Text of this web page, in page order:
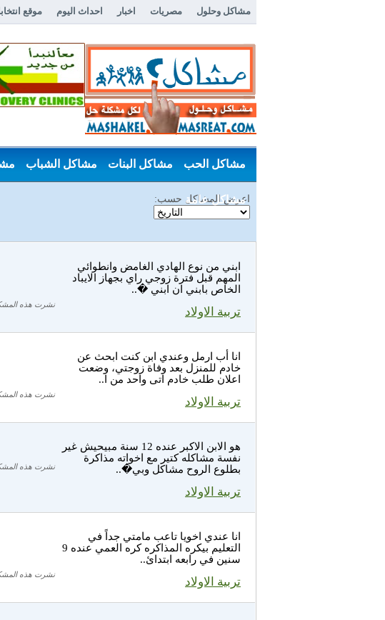
مشاكل وحلول مصريات اخبار احداث اليوم موقع
مشاكل الحب مشاكل البنات مشاكل الشباب
مشاكل عامة
اعرض المشاكل حسب:
ابني من نوع الهادي الغامض وانطوائي
المهم قبل فترة زوجي راي بجهاز الايباد
الخاص بابني ان ابني �..
تربية الاولاد
نشرت هذه المشكلة
انا أب ارمل وعندي ابن كنت ابحث عن
خادم للمنزل بعد وفاة زوجتي، وضعت
اعلان طلب خادم اتى واحد من ا..
تربية الاولاد
نشرت هذه المشكلة
هو الابن الاكبر عنده 12 سنة مبيحيش غير
نفسة مشاكله كتير مع اخواته مذاكرة
بطلوع الروح مشاكل وبي�..
تربية الاولاد
نشرت هذه المشكلة
انا عندي اخويا تاعب مامتي جداً في
التعليم بيكره المذاكره كره العمي عنده 9
سنين في رابعه ابتدائ..
تربية الاولاد
نشرت هذه المشكلة